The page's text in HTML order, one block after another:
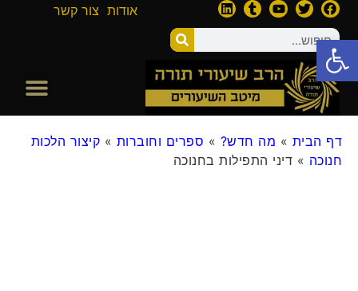
פתח סרגל נגישות
אודות צור קשר
דף הבית » מה חדש? » ספרים וחוברות » קיצור הלכות
חנוכה » דיני התפילות בחנוכה